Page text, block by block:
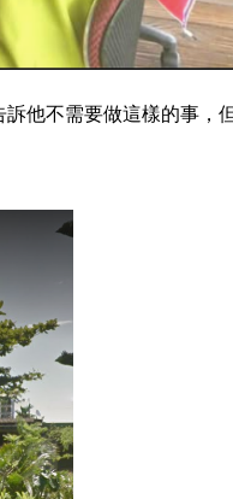
他不需要做這樣的事，